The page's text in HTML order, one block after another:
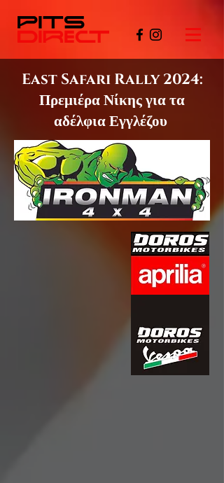
East Safari Rally 2024:
Πρεμιέρα Νίκης για τα
αδέλφια Εγγλέζου